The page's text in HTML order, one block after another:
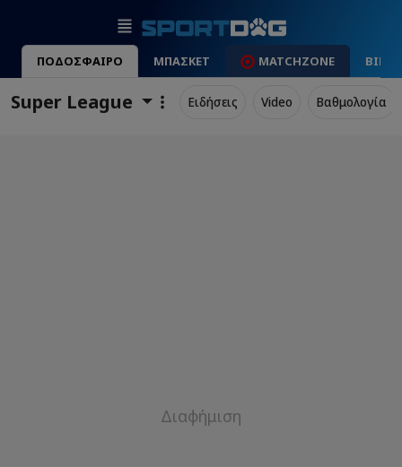
ΠΟΔΟΣΦΑΙΡΟ ΜΠΑΣΚΕΤ MATCHZONE
Super League Ειδήσεις Video Βαθμολογία